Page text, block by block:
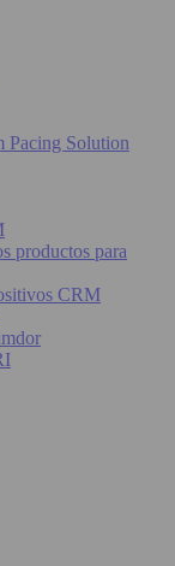
Solution
productos para
CRM